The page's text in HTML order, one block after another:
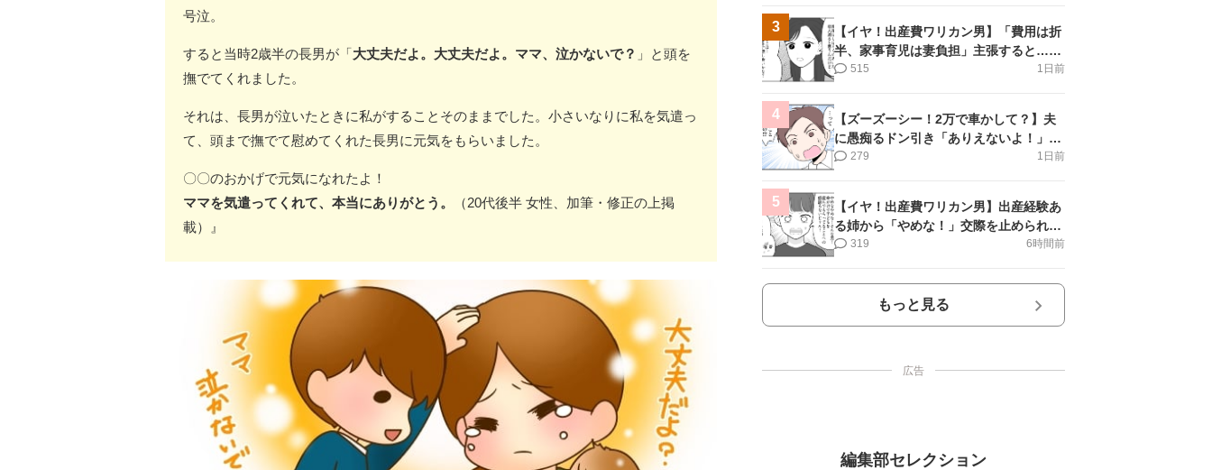
号泣。
すると当時2歳半の長男が「大丈夫だよ。大丈夫だよ。ママ、泣かないで？ 」と頭を
撫でてくれました。
それは、長男が泣いたときに私がすることそのままでした。小さいなりに私を気遣っ
て、頭まで撫でて慰めてくれた長男に元気をもらいました。
〇〇のおかげで元気になれたよ！
ママを気遣ってくれて、本当にありがとう。
（20代後半 女性、加筆・修正の上掲
載）』
3
【イヤ！出産費ワリカン男】「費用は折
半、家事育児は妻負担」主張すると…＜
第11話＞#4コマ母道場
1日前
515
4
【ズーズーシー！2万で車かして？】夫
に愚痴るドン引き「ありえないよ！」＜
第16話＞#4コマ母道場
1日前
279
5
【イヤ！出産費ワリカン男】出産経験あ
る姉から「やめな！」交際を止められ＜
第12話＞#4コマ母道場
6時間前
319
もっと見る
広告
編集部セレクション